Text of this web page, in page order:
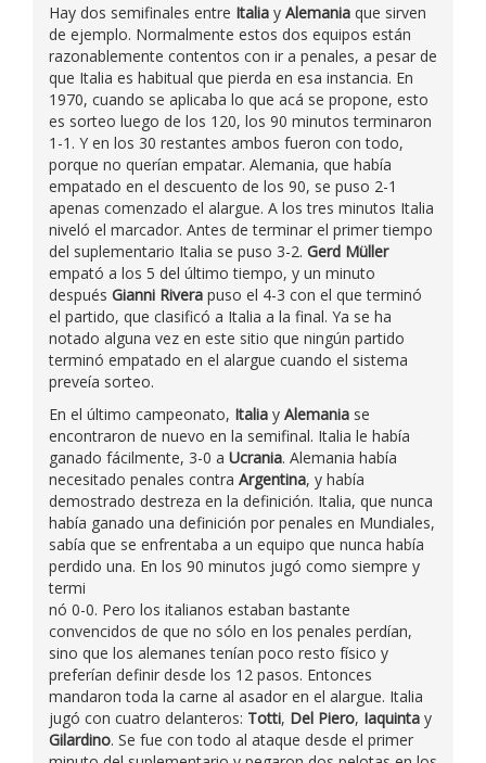
Hay dos semifinales entre Italia y Alemania que sirven
de ejemplo. Normalmente estos dos equipos están
razonablemente contentos con ir a penales, a pesar de
que Italia es habitual que pierda en esa instancia. En
1970, cuando se aplicaba lo que acá se propone, esto
es sorteo luego de los 120, los 90 minutos terminaron
1-1. Y en los 30 restantes ambos fueron con todo,
porque no querían empatar. Alemania, que había
empatado en el descuento de los 90, se puso 2-1
apenas comenzado el alargue. A los tres minutos Italia
niveló el marcador. Antes de terminar el primer tiempo
del suplementario Italia se puso 3-2. Gerd Müller
empató a los 5 del último tiempo, y un minuto
después Gianni Rivera puso el 4-3 con el que terminó
el partido, que clasificó a Italia a la final. Ya se ha
notado alguna vez en este sitio que ningún partido
terminó empatado en el alargue cuando el sistema
preveía sorteo.
En el último campeonato, Italia y Alemania se
encontraron de nuevo en la semifinal. Italia le había
ganado fácilmente, 3-0 a Ucrania. Alemania había
necesitado penales contra Argentina, y había
demostrado destreza en la definición. Italia, que nunca
había ganado una definición por penales en Mundiales,
sabía que se enfrentaba a un equipo que nunca había
perdido una. En los 90 minutos jugó como siempre y
termi
nó 0-0. Pero los italianos estaban bastante
convencidos de que no sólo en los penales perdían,
sino que los alemanes tenían poco resto físico y
preferían definir desde los 12 pasos. Entonces
mandaron toda la carne al asador en el alargue. Italia
jugó con cuatro delanteros: Totti, Del Piero, Iaquinta y
Gilardino. Se fue con todo al ataque desde el primer